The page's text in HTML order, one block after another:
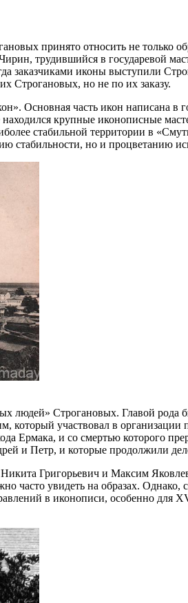
принято относить не только
трудившийся в государевой
заказчиками иконы выступили
Строгановых, но не по их заказу.
Основная часть икон
крупные иконописные
стабильной территории в
стабильности, но и процветанию
людей» Строгановых. Главой
участвовал в
Ермака, и со смертью которого
и Петр, и которые продолжили
Григорьевич и Максим
часто увидеть на образах.
в иконописи, особенно для